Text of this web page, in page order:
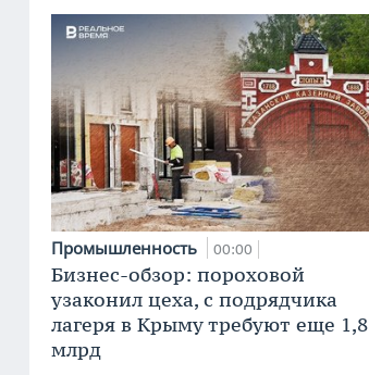
Промышленность 00:00
Бизнес-обзор: пороховой
узаконил цеха, с подрядчика
лагеря в Крыму требуют еще 1,8
млрд